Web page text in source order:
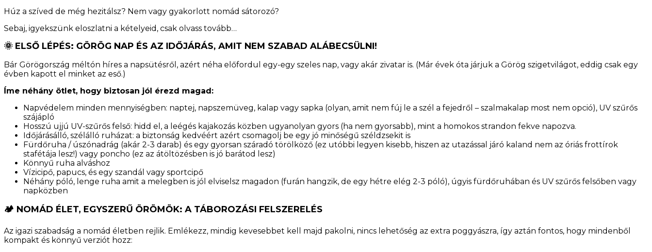
Húz a szíved de még hezitálsz? Nem vagy gyakorlott nomád sátorozó?
Sebaj, igyekszünk eloszlatni a kételyeid, csak olvass tovább…
🌞 ELSŐ LÉPÉS: GÖRÖG NAP ÉS AZ IDŐJÁRÁS, AMIT NEM SZABAD ALÁBECSÜLNI!
Bár Görögország méltón híres a napsütésről, azért néha előfordul egy-egy szeles nap, vagy akár zivatar is. (Már évek óta járjuk a Görög szigetvilágot, eddig csak egy
évben kapott el minket az eső.)
Íme néhány ötlet, hogy biztosan jól érezd magad:
Napvédelem minden mennyiségben: naptej, napszemüveg, kalap vagy sapka (olyan, amit nem fúj le a szél a fejedről – szalmakalap most nem opció), UV szűrős
szájápló
Hosszú ujjú UV-szűrős felső: hidd el, a leégés kajakozás közben ugyanolyan gyors (ha nem gyorsabb), mint a homokos strandon fekve napozva.
Időjárásálló, szélálló ruházat: a biztonság kedvéért azért csomagolj be egy jó minőségű széldzsekit is
Fürdőruha / úszónadrág (akár 2-3 darab) és egy gyorsan száradó törölköző (ez utóbbi legyen kisebb, hiszen az utazással járó kaland nem az óriás frottírok
stafétája lesz!) vagy poncho (ez az átöltözésben is jó barátod lesz)
Könnyű ruha alváshoz
Vízicipő, papucs, és egy szandál vagy sportcipő
Néhány póló, lenge ruha amit a melegben is jól elviselsz magadon (furán hangzik, de egy hétre elég 2-3 póló), úgyis fürdőruhában és UV szűrős felsőben vagy
napközben
🏕️ NOMÁD ÉLET, EGYSZERŰ ÖRÖMÖK: A TÁBOROZÁSI FELSZERELÉS
Az igazi szabadság a nomád életben rejlik. Emlékezz, mindig kevesebbet kell majd pakolni, nincs lehetőség az extra poggyászra, így aztán fontos, hogy mindenből
kompakt és könnyű verziót hozz: